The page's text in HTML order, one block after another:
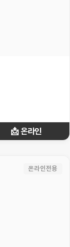
📩 온라인
온라인전용